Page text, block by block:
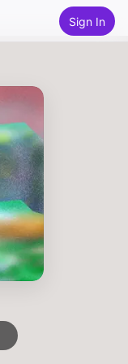
Sign In